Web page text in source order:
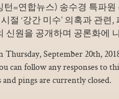
턴=연합뉴스) 송수경 특파
절 ‘강간 미수’ 의혹과 관련
신원을 공개하며 공론화에
September 20th,
can follow any responses to
pings are currently closed.